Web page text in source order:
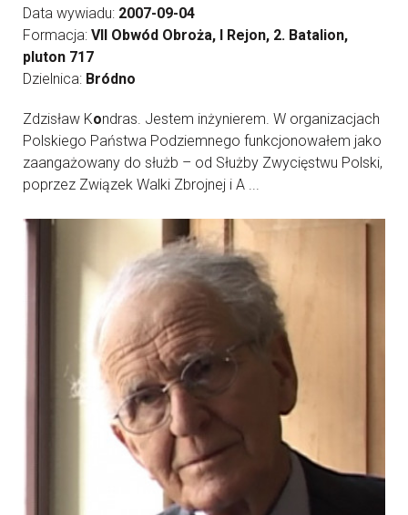
Data wywiadu: 2007-09-04
Formacja: VII Obwód Obroża, I Rejon, 2. Batalion,
pluton 717
Dzielnica: Bródno
Zdzisław Kondras. Jestem inżynierem. W organizacjach
Polskiego Państwa Podziemnego funkcjonowałem jako
zaangażowany do służb – od Służby Zwycięstwu Polski,
poprzez Związek Walki Zbrojnej i A ...